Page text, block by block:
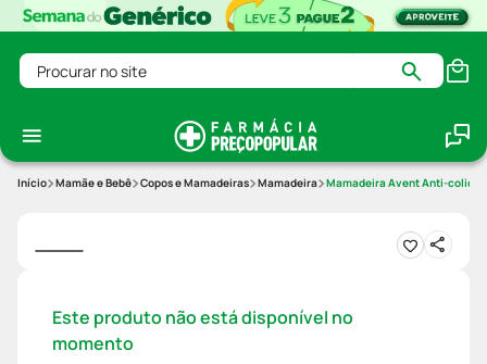
Procurar no site
Mamãe e Bebê Copos e Mamadeiras Mamadeira Mamadeira Avent Anti-colic
Este produto não está disponível no
momento